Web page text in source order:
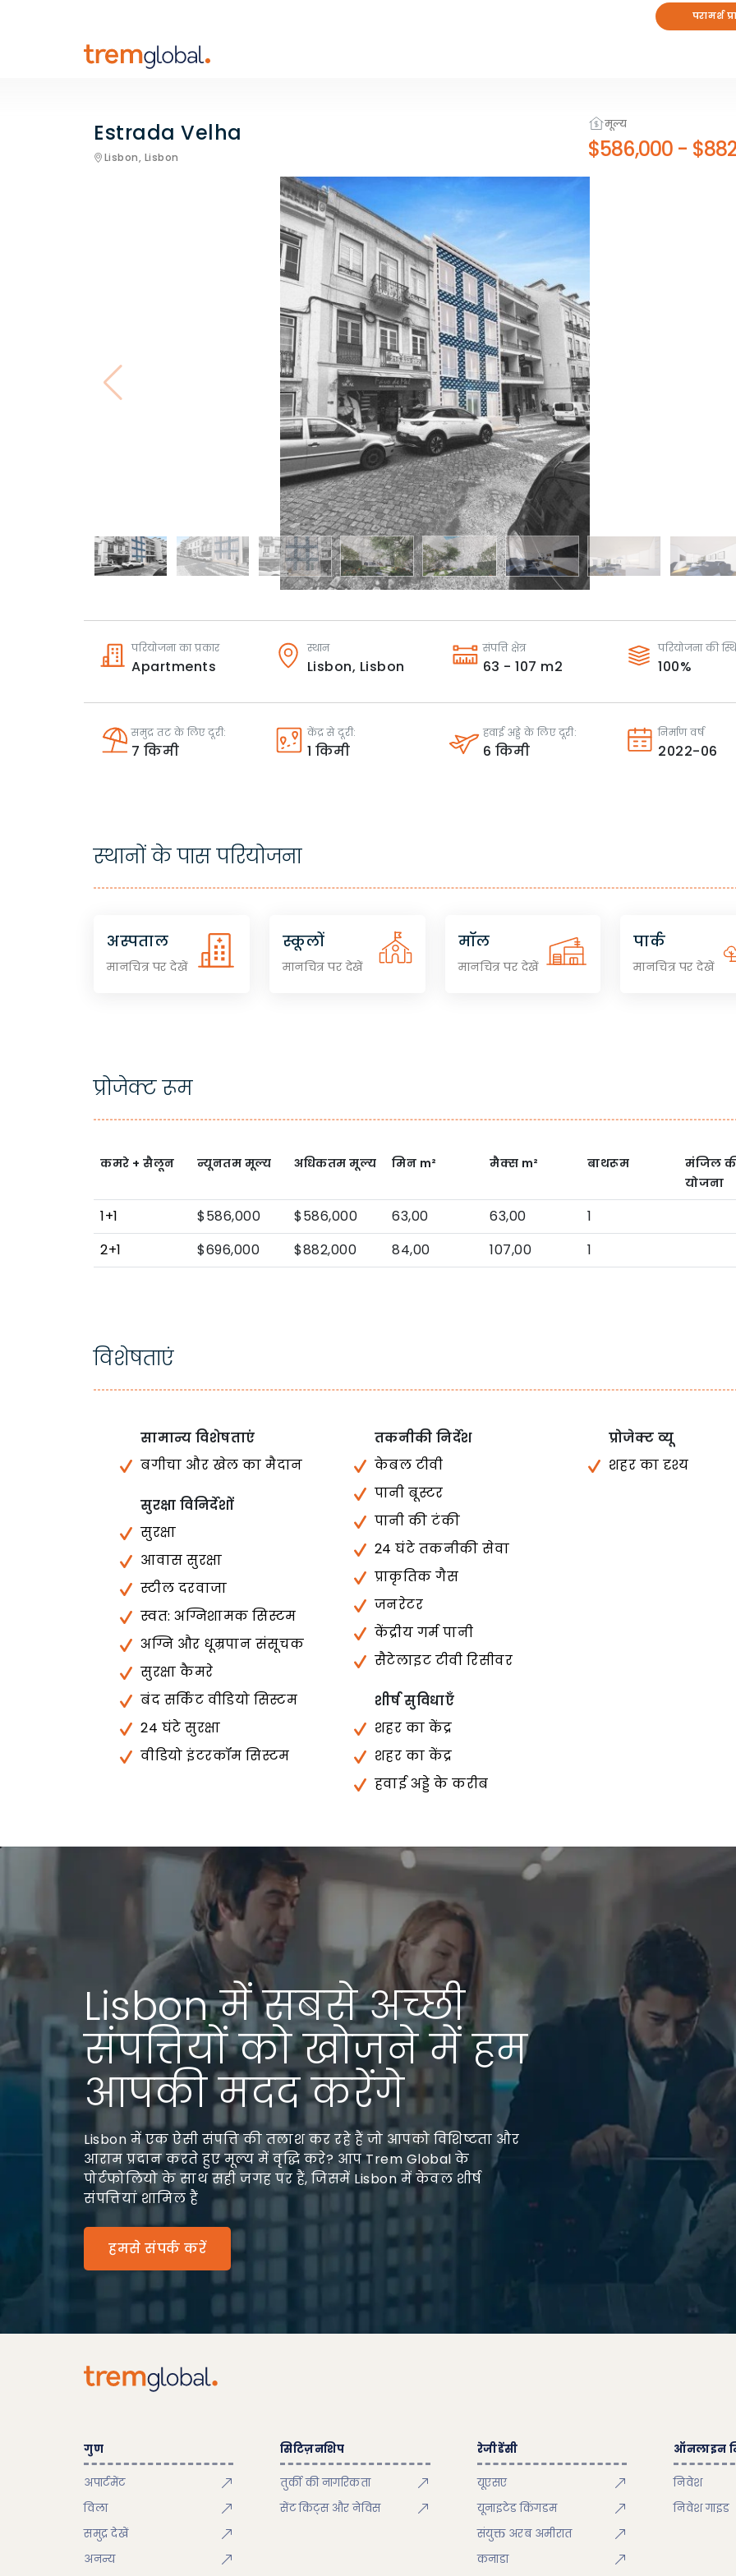
परामर्श
Estrada Velha
Lisbon, Lisbon
मूल्य
$586,000 -
परियोजना का प्रकार
Apartments
स्थान
Lisbon, Lisbon
संपत्ति क्षेत्र
63 - 107 m2
परियोजना की
100%
समुद्र तट के लिए दूरी:
7 किमी
केंद्र से दूरी:
1 किमी
हवाई अड्डे के लिए दूरी:
6 किमी
निर्माण वर्ष
2022-06
स्थानों के पास परियोजना
अस्पताल
मानचित्र पर देखें
स्कूलों
मानचित्र पर देखें
मॉल
मानचित्र पर देखें
पार्क
मानचित्र पर देखें
प्रोजेक्ट रूम
कमरे + सैलून न्यूनतम मूल्य अधिकतम मूल्य मिन m² मैक्स m² बाथरूम
मंजिल
योजना
1+1 $586,000 $586,000 63,00 63,00
1
2+1
$696,000 $882,000 84,00 107,00 1
विशेषताएं
सामान्य विशेषताएं
बगीचा और खेल का मैदान
सुरक्षा विनिर्देशों
सुरक्षा
आवास सुरक्षा
स्टील दरवाजा
स्वत: अग्निशामक सिस्टम
अग्नि और धूम्रपान संसूचक
सुरक्षा कैमरे
बंद सर्किट वीडियो सिस्टम
24 घंटे सुरक्षा
वीडियो इंटरकॉम सिस्टम
तकनीकी निर्देश
केबल टीवी
पानी बूस्टर
पानी की टंकी
24 घंटे तकनीकी सेवा
प्राकृतिक गैस
जनरेटर
केंद्रीय गर्म पानी
सैटेलाइट टीवी रिसीवर
शीर्ष सुविधाएँ
शहर का केंद्र
शहर का केंद्र
हवाई अड्डे के करीब
प्रोजेक्ट व्यू
शहर का दृश्य
Lisbon में सबसे अच्छी
संपत्तियों को खोजने में हम
आपकी मदद करेंगे
Lisbon में एक ऐसी संपत्ति की तलाश कर रहे हैं जो आपको विशिष्टता और
आराम प्रदान करते हुए मूल्य में वृद्धि करे? आप Trem Global के
पोर्टफोलियो के साथ सही जगह पर हैं, जिसमें Lisbon में केवल शीर्ष
संपत्तियां शामिल हैं
हमसे संपर्क करें
गुण
अपार्टमेंट
विला
समुद्र देखें
अनन्य
सिटिज़नशिप
तुर्की की नागरिकता
सेंट किट्स और नेविस
रेजीडेंसी
यूएसए
यूनाइटेड किंगडम
संयुक्त अरब अमीरात
कनाडा
ऑनलाइन
निवेश
निवेश गाइड